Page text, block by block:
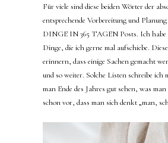
Für viele sind diese beiden Wörter der
entsprechende Vorbereitung und
DINGE IN 365 TAGEN Posts. Ich habe
Dinge, die ich gerne mal aufschiebe.
erinnern, dass einige Sachen gemacht
und so weiter. Solche Listen schreibe
man Ende des Jahres gut sehen, was
schon vor, dass man sich denkt „man,